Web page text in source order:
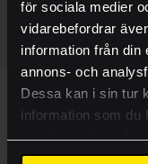
för sociala medier
vidarebefordrar
information från din
annons- och
Dessa kan i sin tur
information som du
samlat in när du
VI ÄLSKAR
Case
Visa